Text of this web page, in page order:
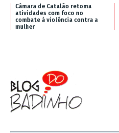
Câmara de Catalão retoma
atividades com foco no
combate à violência contra a
mulher